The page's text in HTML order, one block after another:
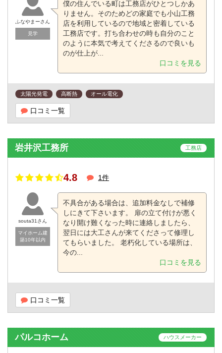
ふなやまーさん
見学
僕の住んでいる町は工務店がひとつしかあ
りません。そのためどの家庭でも小山工務
店を利用しているので地域と密着している
工務店です。打ち合わせの時も自分のこと
のように本気で考えてくださるので良いも
のが仕上が...
口コミを見る
太陽光発電 高断熱 オール電化
口コミ一覧
岩井沢工務所 工務店
4.8 1件
souta31さん
マイホーム建
築10年以内
不具合がある場合は、追加料金なしで補修
しにきて下さいます。 扉の立て付けが悪く
なり開け難くなった時に連絡しましたら、
翌日には大工さんが来てくださって修理し
てもらいました。 老朽化している場所は、
今の...
口コミを見る
口コミ一覧
パルコホーム ハウスメーカー